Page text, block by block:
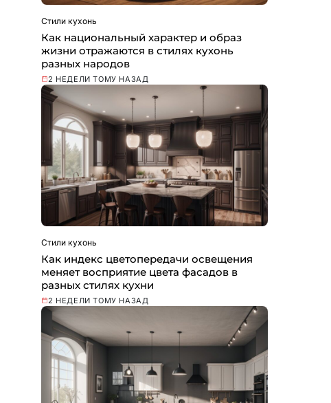
Стили кухонь
Как национальный характер и образ
жизни отражаются в стилях кухонь
разных народов
2 НЕДЕЛИ ТОМУ НАЗАД
Стили кухонь
Как индекс цветопередачи освещения
меняет восприятие цвета фасадов в
разных стилях кухни
2 НЕДЕЛИ ТОМУ НАЗАД